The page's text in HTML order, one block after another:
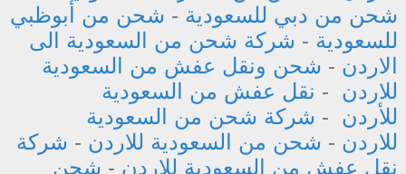
شحن من دبي للسعودية - شحن من أبوظبي
للسعودية - شركة شحن من السعودية الى
الاردن - شحن ونقل عفش من السعودية
للاردن - نقل عفش من السعودية
للأردن - شركة شحن من السعودية
للاردن - شحن من السعودية للاردن - شركة
نقل عفش من السعودية للاردن - شحن